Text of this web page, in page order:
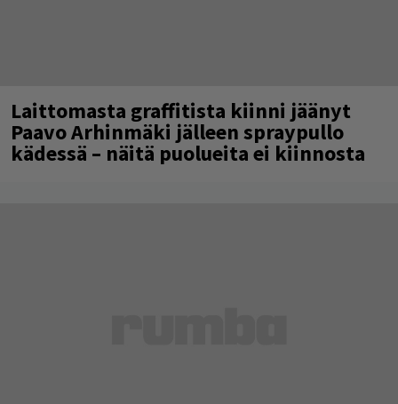
Laittomasta graffitista kiinni jäänyt
Paavo Arhinmäki jälleen spraypullo
kädessä – näitä puolueita ei kiinnosta